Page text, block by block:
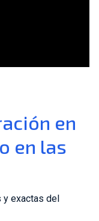
en
en las
y exactas del